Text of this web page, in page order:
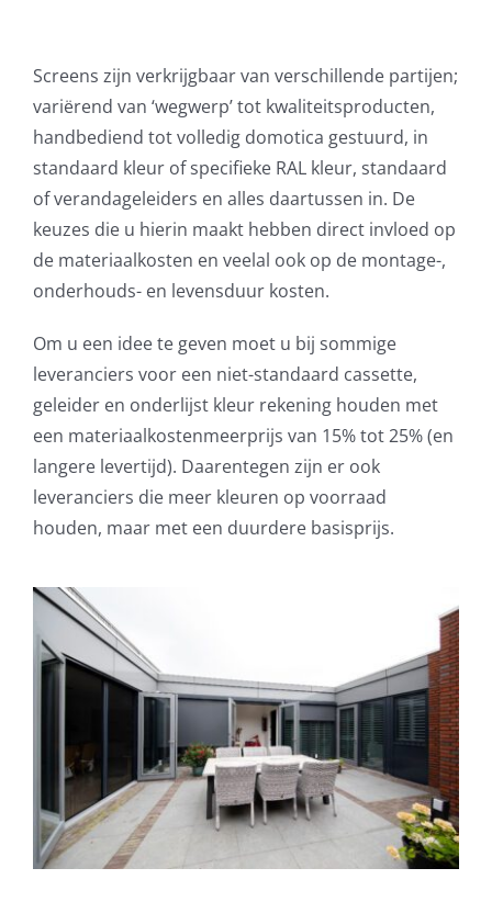
Screens zijn verkrijgbaar van verschillende partijen;
variërend van ‘wegwerp’ tot kwaliteitsproducten,
handbediend tot volledig domotica gestuurd, in
standaard kleur of specifieke RAL kleur, standaard
of verandageleiders en alles daartussen in. De
keuzes die u hierin maakt hebben direct invloed op
de materiaalkosten en veelal ook op de montage-,
onderhouds- en levensduur kosten.
Om u een idee te geven moet u bij sommige
leveranciers voor een niet-standaard cassette,
geleider en onderlijst kleur rekening houden met
een materiaalkostenmeerprijs van 15% tot 25% (en
langere levertijd). Daarentegen zijn er ook
leveranciers die meer kleuren op voorraad
houden, maar met een duurdere basisprijs.